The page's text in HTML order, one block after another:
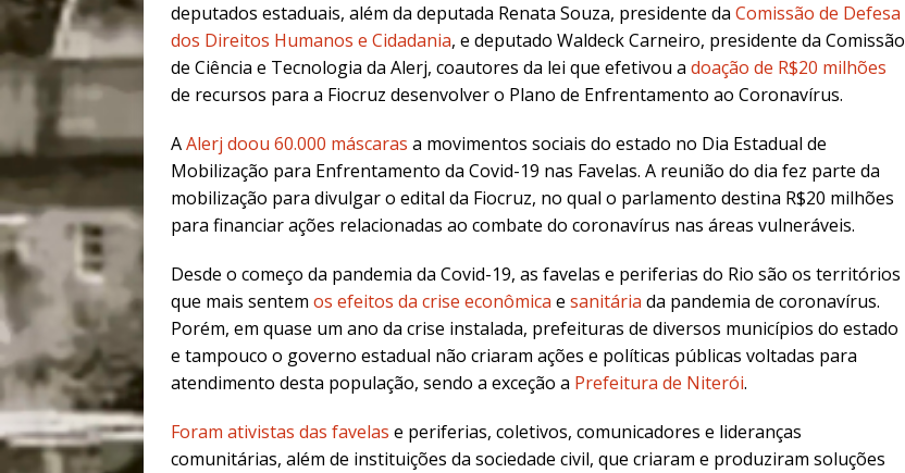
deputados estaduais, além da deputada Renata Souza, presidente da Comissão de Defesa
dos Direitos Humanos e Cidadania, e deputado Waldeck Carneiro, presidente da Comissão
de Ciência e Tecnologia da Alerj, coautores da lei que efetivou a doação de R$20 milhões
de recursos para a Fiocruz desenvolver o Plano de Enfrentamento ao Coronavírus.
AAlerj doou 60.000 máscaras a movimentos sociais do estado no Dia Estadual de
Mobilização para Enfrentamento da Covid-19 nas Favelas. A reunião do dia fez parte da
mobilização para divulgar o edital da Fiocruz, no qual o parlamento destina R$20 milhões
para financiar ações relacionadas ao combate do coronavírus nas áreas vulneráveis.
Desde o começo da pandemia da Covid-19, as favelas e periferias do Rio são os territórios
que mais sentem os efeitos da crise econômica e sanitária da pandemia de coronavírus.
Porém, em quase um ano da crise instalada, prefeituras de diversos municípios do estado
e tampouco o governo estadual não criaram ações e políticas públicas voltadas para
atendimento desta população, sendo a exceção a Prefeitura de Niterói.
Foram ativistas das favelas e periferias, coletivos, comunicadores e lideranças
comunitárias, além de instituições da sociedade civil, que criaram e produziram soluções